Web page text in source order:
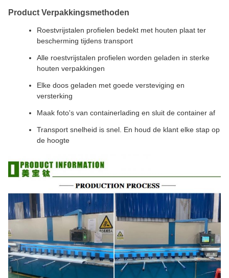
Product Verpakkingsmethoden
Roestvrijstalen profielen bedekt met houten plaat ter
bescherming tijdens transport
Alle roestvrijstalen profielen worden geladen in sterke
houten verpakkingen
Elke doos geladen met goede versteviging en
versterking
Maak foto's van containerlading en sluit de container af
Transport snelheid is snel. En houd de klant elke stap op
de hoogte